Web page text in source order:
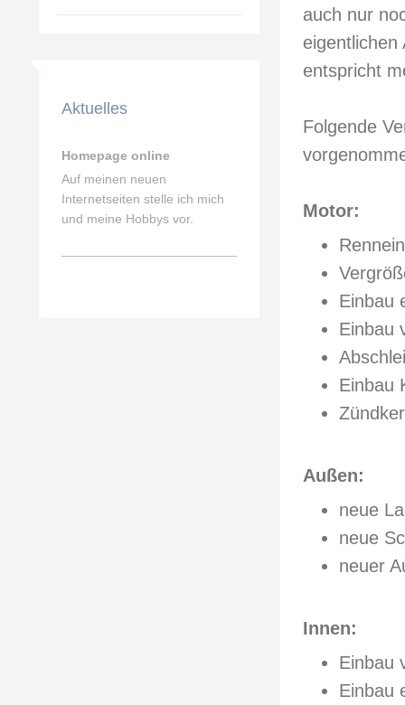
auch nur
eigentlichen
entspricht
Folgende
Motor:
Einbau
Einbau
Einbau
Außen:
neue
neue
neuer
Innen:
Einbau
Einbau
Aktuelles
Homepage online
Auf meinen neuen
Internetseiten stelle ich mich
und meine Hobbys vor.